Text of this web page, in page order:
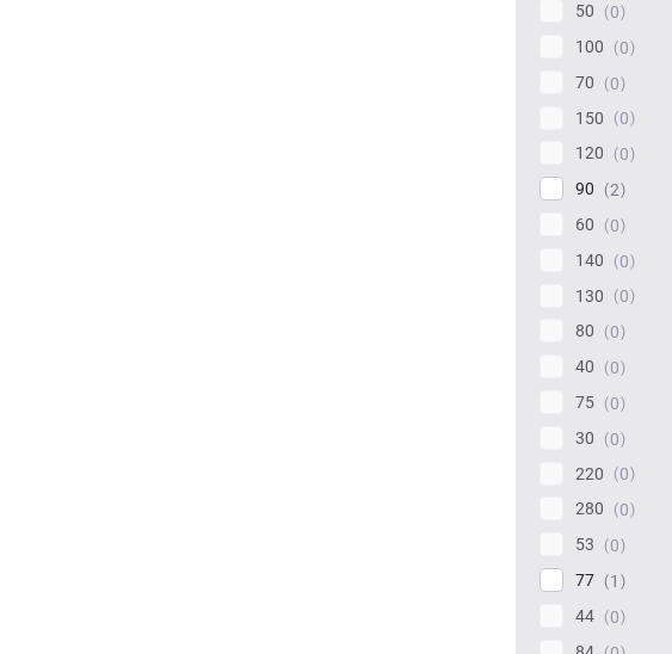
50
0
100
0
70
0
150
0
120
0
90
2
60
0
140
0
130
0
80
0
40
0
75
0
30
0
220
0
280
0
53
0
77
1
44
0